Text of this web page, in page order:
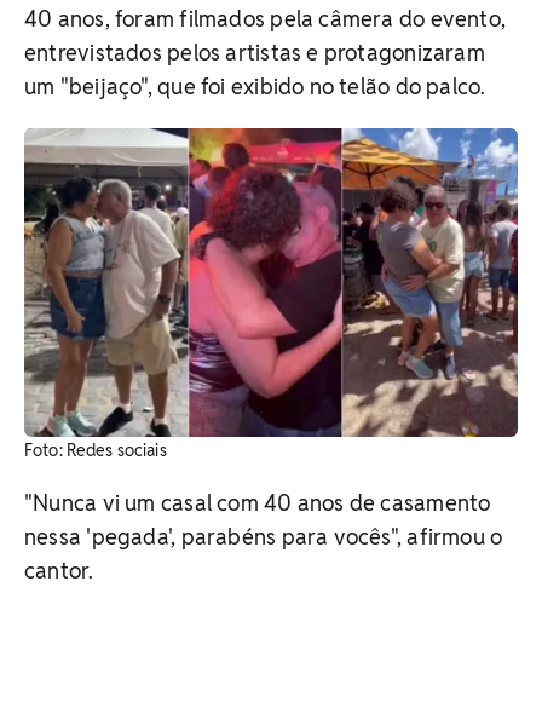
40 anos, foram filmados pela câmera do evento,
entrevistados pelos artistas e protagonizaram
um "beijaço", que foi exibido no telão do palco.
Foto: Redes sociais
"Nunca vi um casal com 40 anos de casamento
nessa 'pegada', parabéns para vocês", afirmou o
cantor.